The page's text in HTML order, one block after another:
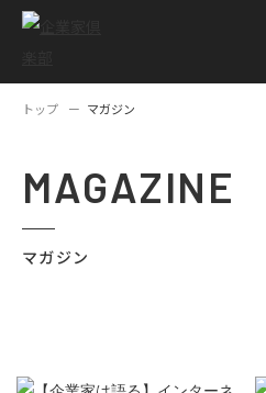
トップ マガジン
MAGAZINE
マガジン